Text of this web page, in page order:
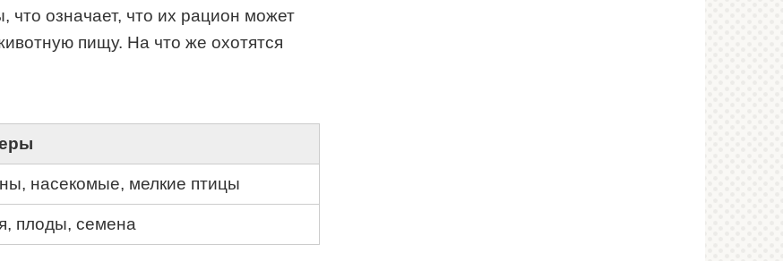
означает, что их рацион может
пищу. На что же охотятся
насекомые, мелкие птицы
плоды, семена